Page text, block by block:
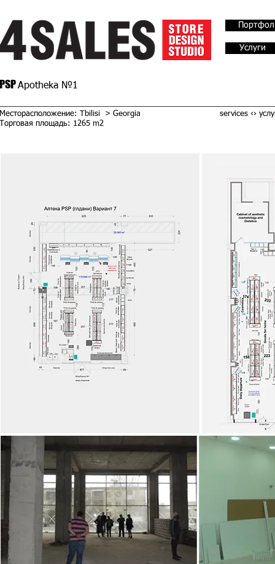
Услуги
PSPApotheka №1
Месторасположение: Tbilisi > Georgia
Торговая площадь: 1265 m2
services ‹›
Я заголовок.